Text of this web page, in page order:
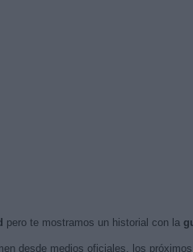
pero te mostramos un historial con la
desde medios oficiales, los